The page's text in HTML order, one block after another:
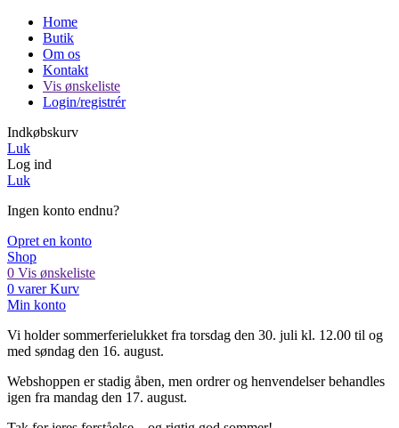
Home
Butik
Om os
Kontakt
Vis ønskeliste
Login/registrér
Indkøbskurv
Luk
Log ind
Luk
Ingen konto endnu?
Opret en konto
Shop
0 Vis ønskeliste
0 varer Kurv
Min konto
Vi holder sommerferielukket fra torsdag den 30. juli kl. 12.00 til og
med søndag den 16. august.
Webshoppen er stadig åben, men ordrer og henvendelser behandles
igen fra mandag den 17. august.